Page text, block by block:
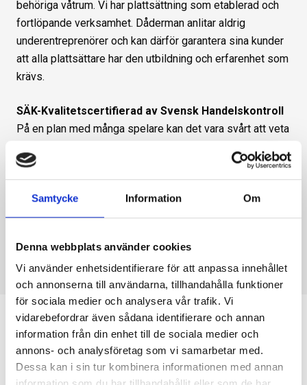
Samtycke Information Om
Denna webbplats använder cookies
Vi använder enhetsidentifierare för att anpassa innehållet
och annonserna till användarna, tillhandahålla funktioner
för sociala medier och analysera vår trafik. Vi
vidarebefordrar även sådana identifierare och annan
information från din enhet till de sociala medier och
annons- och analysföretag som vi samarbetar med.
Dessa kan i sin tur kombinera informationen med annan
behöriga våtrum. Vi har plattsättning som etablerad och
fortlöpande verksamhet. Dåderman anlitar aldrig
underentreprenörer och kan därför garantera sina kunder
att alla plattsättare har den utbildning och erfarenhet som
krävs.
SÄK-Kvalitetscertifierad av Svensk Handelskontroll
På en plan med många spelare kan det vara svårt att veta
kvalitetsstämpel är ett bevis på att Dåderman alltid står
för kunskap, seriositet och ärlighet. Därför kan våra
kunder alltid lita på att våra arbeten utförs på ett
fackmässigt och korrekt sätt.
Alla Dådermans behörigheter kan du se